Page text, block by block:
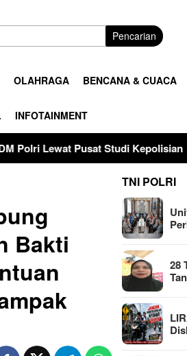
Pencarian
OLAHRAGA BENCANA & CUACA
INFOTAINMENT
Studi Kepolisian 28 Tahun
Bakti
TNI POLRI
28